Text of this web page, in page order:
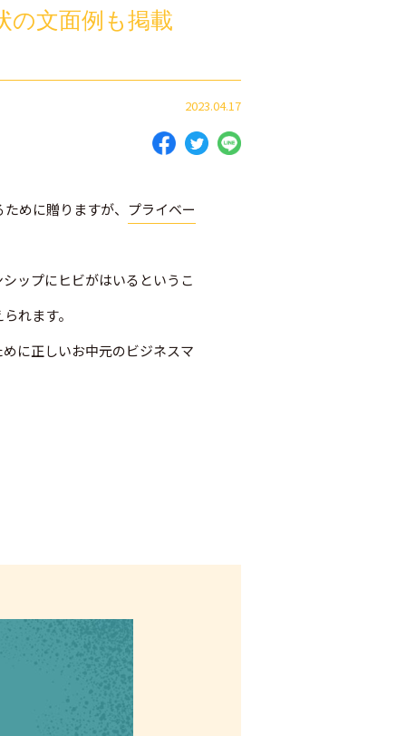
の文面例も掲載
2023.04.17
めに贈りますが、 プライベー
ップにヒビがはいるというこ
れます。
に正しいお中元のビジネスマ